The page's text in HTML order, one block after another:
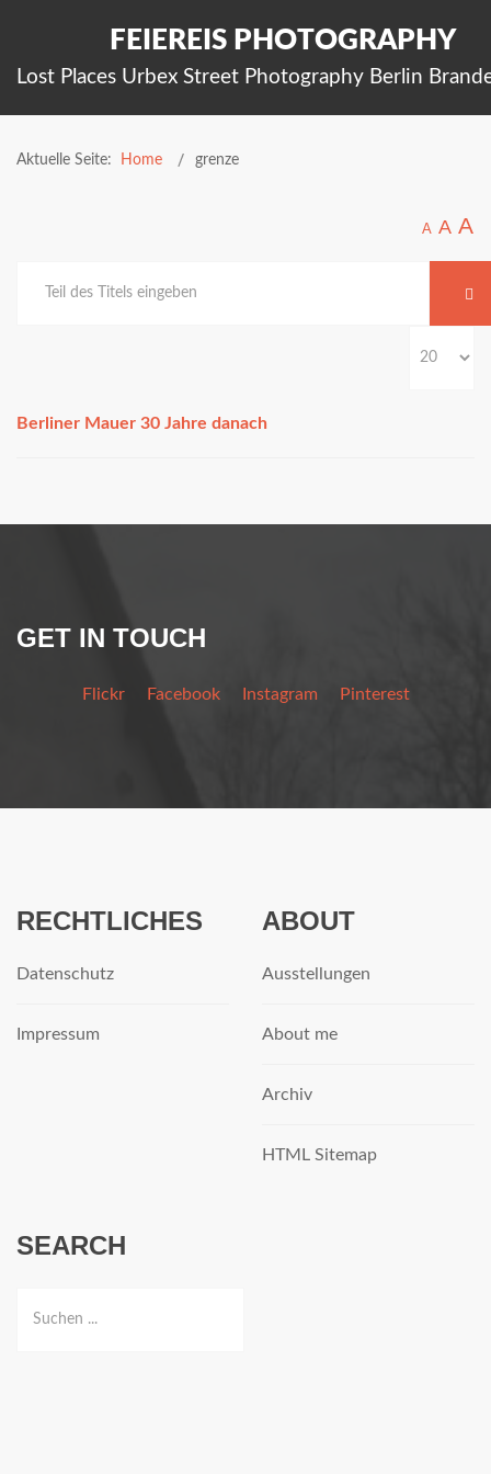
FEIEREIS PHOTOGRAPHY
Lost Places Urbex Street Photography Berlin
Aktuelle Seite: Home grenze
A A A
Berliner Mauer 30 Jahre danach
GET IN TOUCH
Flickr Facebook Instagram Pinterest
RECHTLICHES
Datenschutz
Impressum
ABOUT
Ausstellungen
About me
Archiv
HTML Sitemap
SEARCH